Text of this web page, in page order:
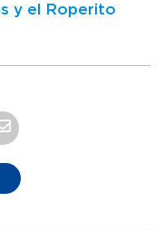
y el Roperito